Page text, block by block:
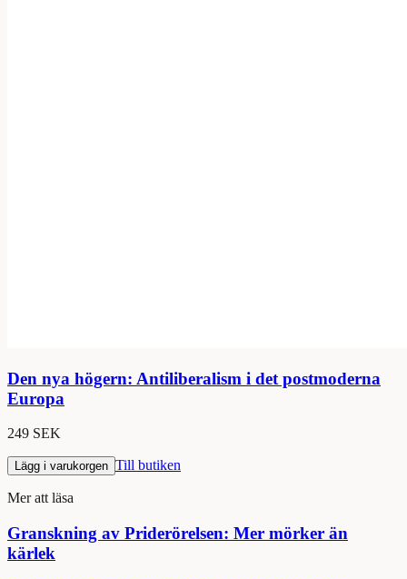
Den nya högern: Antiliberalism i det postmoderna
Europa
249 SEK
Lägg i varukorgen Till butiken
Mer att läsa
Granskning av Priderörelsen: Mer mörker än
kärlek